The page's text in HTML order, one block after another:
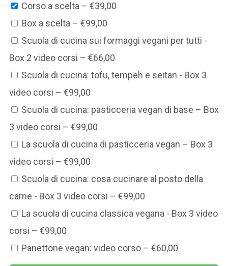
Corso a scelta – €39,00
Box a scelta – €99,00
Scuola di cucina sui formaggi vegani per tutti -
Box 2 video corsi – €66,00
Scuola di cucina: tofu, tempeh e seitan - Box 3
video corsi – €99,00
Scuola di cucina: pasticceria vegan di base – Box
3 video corsi – €99,00
La scuola di cucina di pasticceria vegan – Box 3
video corsi – €99,00
Scuola di cucina: cosa cucinare al posto della
carne - Box 3 video corsi – €99,00
La scuola di cucina classica vegana - Box 3 video
corsi – €99,00
Panettone vegan: video corso – €60,00